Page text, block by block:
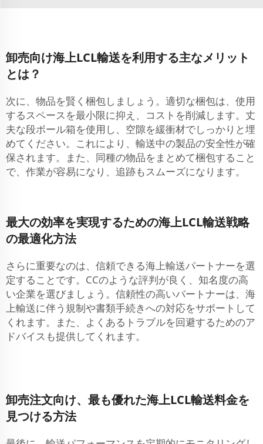
卸売向け海上LCL輸送を利用する主なメリット
とは？
次に、物品を賢く梱包しましょう。適切な梱包は、使用
するスペースを最小限に抑え、コストを削減します。丈
夫な段ボール箱を使用し、空隙を緩衝材でしっかりと埋
めてください。これにより、輸送中の製品の安全性が確
保されます。また、同種の物品をまとめて梱包すること
で、作業が容易になり、追跡もスムーズになります。
最大の効率を実現するための海上LCL輸送戦略
の最適化方法
さらに重要なのは、信頼できる海上輸送パートナーを選
定することです。CCのような評判が良く、知名度の高
い企業を選びましょう。信頼性の高いパートナーは、海
上輸送に伴う規制や書類手続きへの対応をサポートして
くれます。また、よくあるトラブルを回避するためのア
ドバイスも提供してくれます。
卸売注文向け、最も優れた海上LCL輸送料金を
見つける方法